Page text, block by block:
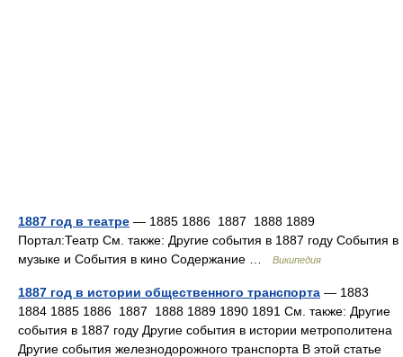
1887 год в театре — 1885 1886 1887 1888 1889
Портал:Театр См. также: Другие события в 1887 году События в
музыке и События в кино Содержание …
Википедия
1887 год в истории общественного транспорта — 1883
1884 1885 1886 1887 1888 1889 1890 1891 См. также: Другие
события в 1887 году Другие события в истории метрополитена
Другие события железнодорожного транспорта В этой статье